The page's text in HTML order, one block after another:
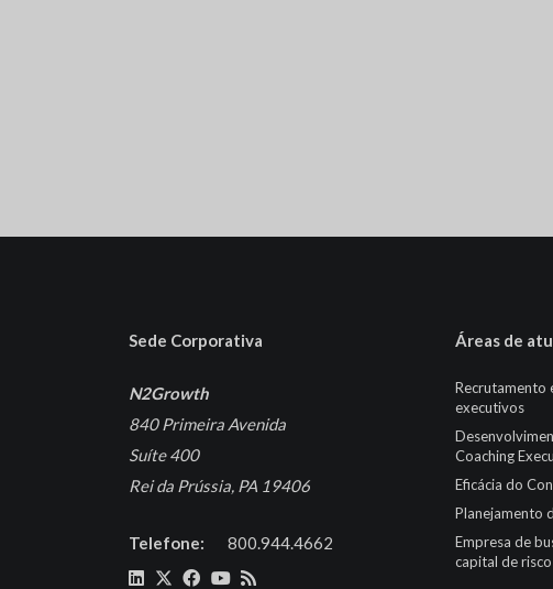
Sede Corporativa
N2Growth
840 Primeira Avenida
Suíte 400
Rei da Prússia, PA 19406
Telefone: 800.944.4662
Áreas de
Recrutamento
executivos
Coaching
Eficácia do
Planejamento
Empresa de
capital de